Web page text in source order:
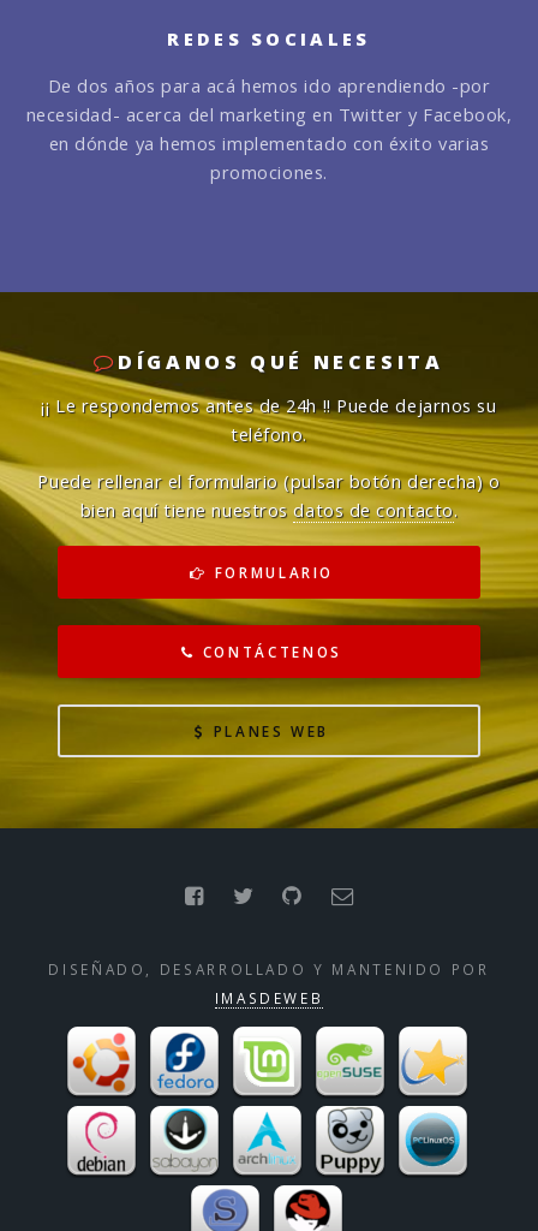
REDES SOCIALES
De dos años para acá hemos ido aprendiendo -por
necesidad- acerca del marketing en Twitter y Facebook,
en dónde ya hemos implementado con éxito varias
promociones.
DÍGANOS QUÉ NECESITA
¡¡ Le respondemos antes de 24h !!Puede dejarnos su
teléfono.
Puede rellenar el formulario (pulsar botón derecha) o
bien aquí tiene nuestrosdatos de contacto.
FORMULARIO
CONTÁCTENOS
PLANES WEB
DISEÑADO, DESARROLLADO Y MANTENIDO POR
IMASDEWEB